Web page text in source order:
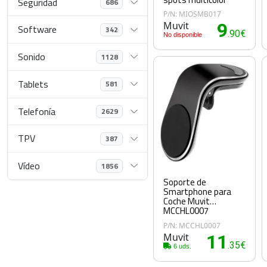
Software 342
Sonido 1128
Tablets 581
Telefonía 2629
TPV 387
Vídeo 1856
P/N: MIOSMB017
Muvit
No disponible 9.90€
Soporte de
Smartphone para
Coche Muvit
MCCHL0007
P/N: MCCHL0007
Muvit
6 uds. 11.35€